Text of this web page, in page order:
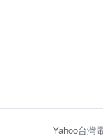
Yahoo台灣